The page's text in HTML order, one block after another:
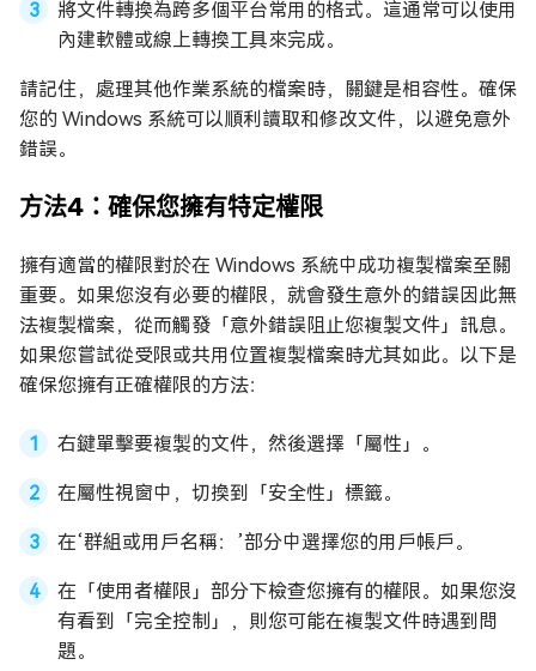
將文件轉換為跨多個平台常用的格式。這通常可以使用
內建軟體或線上轉換工具來完成。
請記住，處理其他作業系統的檔案時，關鍵是相容性。確保
您的 Windows 系統可以順利讀取和修改文件，以避免意外
錯誤。
方法4：確保您擁有特定權限
擁有適當的權限對於在 Windows 系統中成功複製檔案至關
重要。如果您沒有必要的權限，就會發生意外的錯誤因此無
法複製檔案，從而觸發「意外錯誤阻止您複製文件」訊息。
如果您嘗試從受限或共用位置複製檔案時尤其如此。以下是
確保您擁有正確權限的方法：
右鍵單擊要複製的文件，然後選擇「屬性」。
在屬性視窗中，切換到「安全性」標籤。
在‘群組或用戶名稱：’部分中選擇您的用戶帳戶。
在「使用者權限」部分下檢查您擁有的權限。如果您沒
有看到「完全控制」，則您可能在複製文件時遇到問
題。